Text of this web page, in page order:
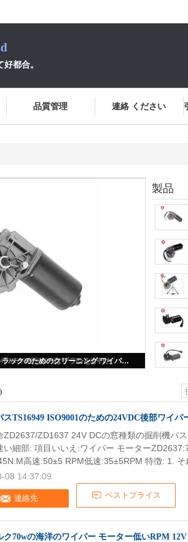
都合。
品質管理 連絡 ください
めの24VDC後部ワイパー モーター
製品
スTS16949 ISO9001のための24VDC後部ワイパ
連絡先 ベストプライス
ZD2637/ZD1637 24V DCの窓種類の掘削機バ
い細部: 項目いいえ:ワイパー モーター
高速:50±5 RPM低速:35±5RPM 特徴: 1. そ
08 14:37:09
ク70wの海洋のワイパー モーター低いRPM